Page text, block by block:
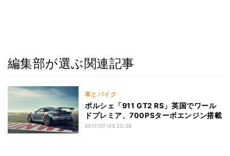
編集部が選ぶ関連記事
車とバイク
ポルシェ「911 GT2 RS」英国でワール
ドプレミア、700PSターボエンジン搭載
2017/07/09 20:28